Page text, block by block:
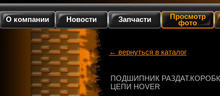
О компании Новости Запчасти Просмотр
фото
← вернуться в каталог
ПОДШИПНИК
ЦЕПИ HOVER